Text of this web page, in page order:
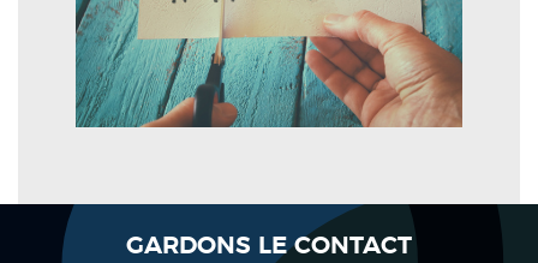
GARDONS LE CONTACT